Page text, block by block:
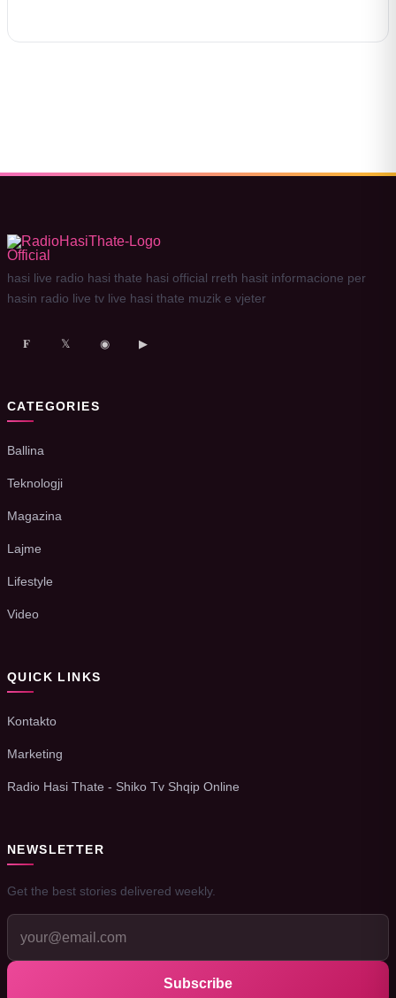
hasi live radio hasi thate hasi official rreth hasit informacione per
hasin radio live tv live hasi thate muzik e vjeter
𝐅 𝕏 ◉ ▶
CATEGORIES
Ballina
Teknologji
Magazina
Lajme
Lifestyle
Video
QUICK LINKS
Kontakto
Marketing
Radio Hasi Thate - Shiko Tv Shqip Online
NEWSLETTER
Get the best stories delivered weekly.
Subscribe